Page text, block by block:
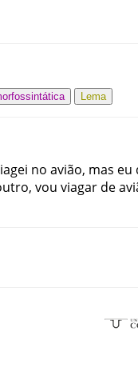
Lema
no avião, mas eu
, vou viagar de